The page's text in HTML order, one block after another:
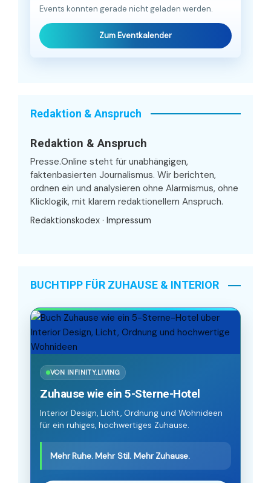
Events konnten gerade nicht geladen werden.
Zum Eventkalender
Redaktion & Anspruch
Redaktion & Anspruch
Presse.Online steht für unabhängigen,
faktenbasierten Journalismus. Wir berichten,
ordnen ein und analysieren ohne Alarmismus, ohne
Klicklogik, mit klarem redaktionellem Anspruch.
Redaktionskodex · Impressum
BUCHTIPP FÜR ZUHAUSE & INTERIOR
VON INFINITY.LIVING
Zuhause wie ein 5-Sterne-Hotel
Interior Design, Licht, Ordnung und Wohnideen
für ein ruhiges, hochwertiges Zuhause.
Mehr Ruhe. Mehr Stil. Mehr Zuhause.